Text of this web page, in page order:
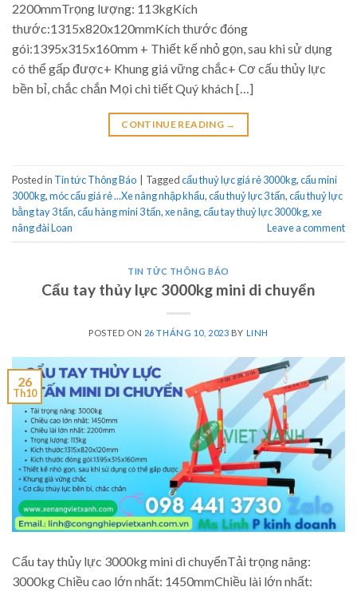
2200mmTrọng lượng: 113kgKích
thước:1315x820x120mmKích thước đóng
gói:1395x315x160mm + Thiết kế nhỏ gọn, sau khi sử dụng
có thể gấp được+ Khung giá vững chắc+ Cơ cấu thủy lực
bền bỉ, chắc chắn Mọi chi tiết Quý khách […]
CONTINUE READING →
Posted in Tin tức Thông Báo Taggedcẩu thuỷ lực giá rẻ 3000kg,cẩu mini
3000kg,móc cẩu giá rẻ ...Xe nâng nhập khẩu,cẩu thuỷ lực 3 tấn,cẩu thuỷ lực
bằng tay 3 tấn,cẩu hàng mini 3 tấn,xe nâng,cẩu tay thuỷ lực 3000kg,xe
nâng đài Loan
Leave a comment
TIN TỨC THÔNG BÁO
Cẩu tay thủy lực 3000kg mini di chuyển
POSTED ON 26 THÁNG 10, 2023 BY LINH
26
Th10
Cẩu tay thủy lực 3000kg mini di chuyểnTải trọng nâng:
3000kg Chiều cao lớn nhất: 1450mmChiều lài lớn nhất: